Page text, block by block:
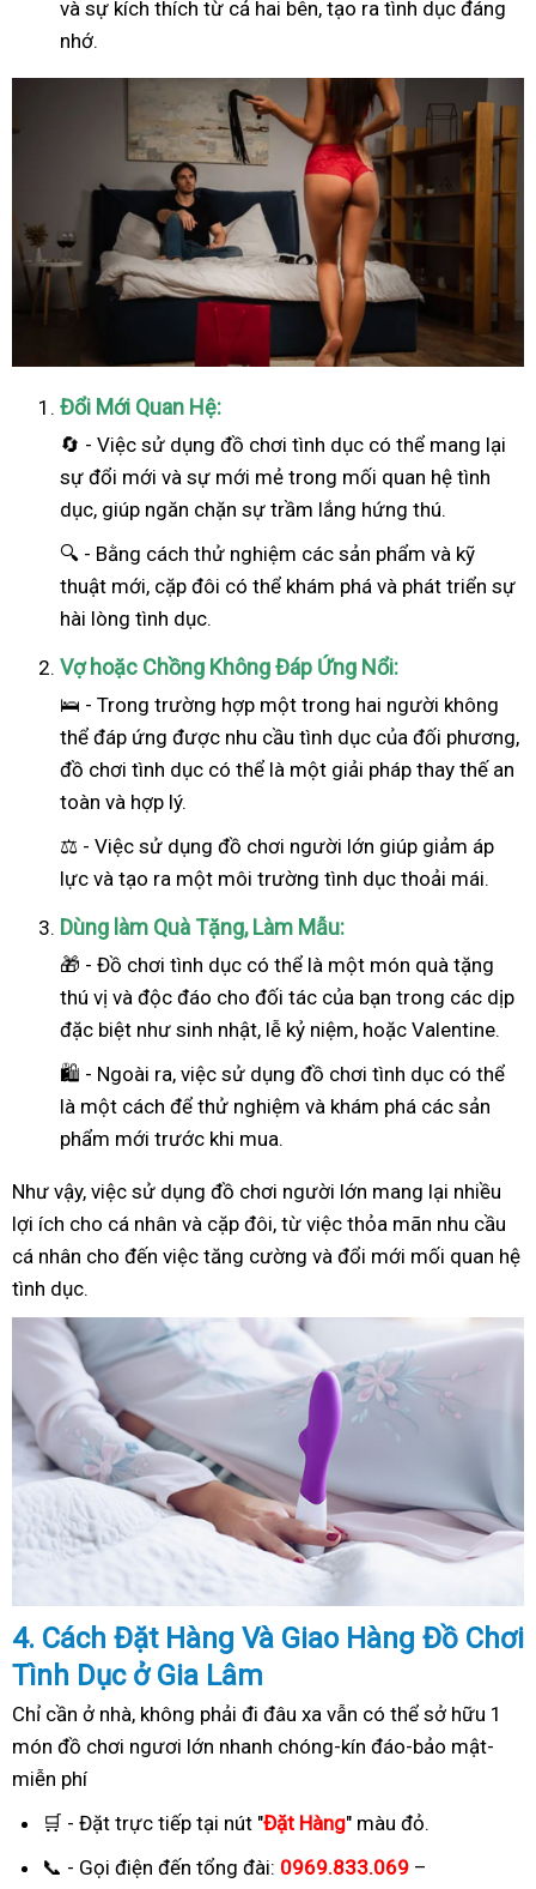
và sự kích thích từ cả hai bên, tạo ra tình dục đáng
nhớ.
Đổi Mới Quan Hệ:
🔄 - Việc sử dụng đồ chơi tình dục có thể mang lại
sự đổi mới và sự mới mẻ trong mối quan hệ tình
dục, giúp ngăn chặn sự trầm lắng hứng thú.
🔍 - Bằng cách thử nghiệm các sản phẩm và kỹ
thuật mới, cặp đôi có thể khám phá và phát triển sự
hài lòng tình dục.
Vợ hoặc Chồng Không Đáp Ứng Nổi:
🛌 - Trong trường hợp một trong hai người không
thể đáp ứng được nhu cầu tình dục của đối phương,
đồ chơi tình dục có thể là một giải pháp thay thế an
toàn và hợp lý.
⚖️ - Việc sử dụng đồ chơi người lớn giúp giảm áp
lực và tạo ra một môi trường tình dục thoải mái.
Dùng làm Quà Tặng, Làm Mẫu:
🎁 - Đồ chơi tình dục có thể là một món quà tặng
thú vị và độc đáo cho đối tác của bạn trong các dịp
đặc biệt như sinh nhật, lễ kỷ niệm, hoặc Valentine.
🛍️ - Ngoài ra, việc sử dụng đồ chơi tình dục có thể
là một cách để thử nghiệm và khám phá các sản
phẩm mới trước khi mua.
Như vậy, việc sử dụng đồ chơi người lớn mang lại nhiều
lợi ích cho cá nhân và cặp đôi, từ việc thỏa mãn nhu cầu
cá nhân cho đến việc tăng cường và đổi mới mối quan hệ
tình dục.
4. Cách Đặt Hàng Và Giao Hàng Đồ Chơi
Tình Dục ở Gia Lâm
Chỉ cần ở nhà, không phải đi đâu xa vẫn có thể sở hữu 1
món đồ chơi ngươi lớn nhanh chóng-kín đáo-bảo mật-
miễn phí
🛒 - Đặt trực tiếp tại nút "Đặt Hàng" màu đỏ.
📞 - Gọi điện đến tổng đài: 0969.833.069 –